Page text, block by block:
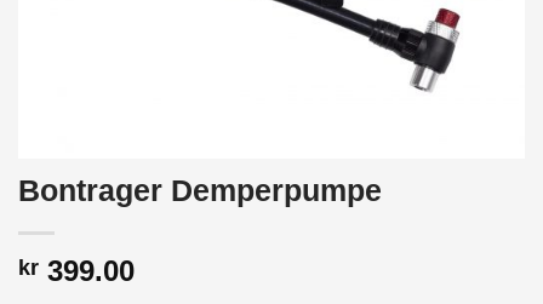
Bontrager Demperpumpe
kr 399.00